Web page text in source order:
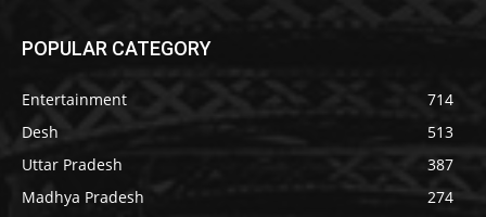
POPULAR CATEGORY
Entertainment
714
Desh
513
Uttar Pradesh
387
Madhya Pradesh
274